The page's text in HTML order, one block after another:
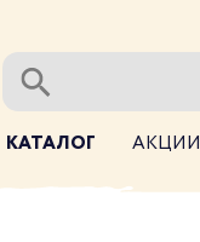
КАТАЛОГ АКЦИИ